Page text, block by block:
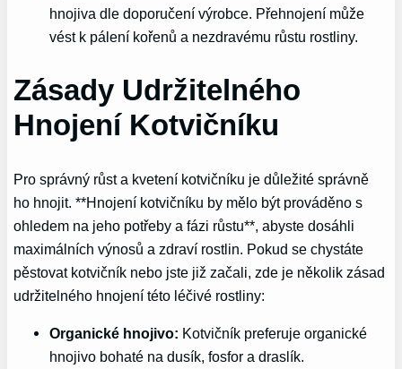
hnojiva dle doporučení výrobce. Přehnojení může
vést k pálení kořenů a nezdravému růstu rostliny.
Zásady Udržitelného
Hnojení Kotvičníku
Pro správný růst a kvetení kotvičníku je důležité správně
ho hnojit. **Hnojení kotvičníku by mělo být prováděno s
ohledem na jeho potřeby a fázi růstu**, abyste dosáhli
maximálních výnosů a zdraví rostlin. Pokud se chystáte
pěstovat kotvičník nebo jste již začali, zde je několik zásad
udržitelného hnojení této léčivé rostliny:
Organické hnojivo: Kotvičník preferuje organické
hnojivo bohaté na dusík, fosfor a draslík.